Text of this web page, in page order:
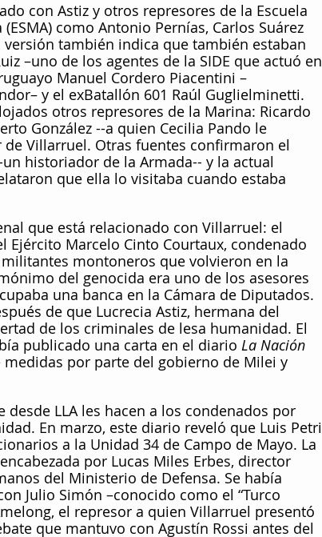
con Astiz y otros represores de la Escuela
como Antonio Pernías, Carlos Suárez
versión también indica que también estaban
–uno de los agentes de la SIDE que actuó en
Manuel Cordero Piacentini –
y el exBatallón 601 Raúl Guglielminetti.
otros represores de la Marina: Ricardo
González --a quien Cecilia Pando le
Villarruel. Otras fuentes confirmaron el
historiador de la Armada-- y la actual
que ella lo visitaba cuando estaba
que está relacionado con Villarruel: el
Ejército Marcelo Cinto Courtaux, condenado
montoneros que volvieron en la
del genocida era uno de los asesores
una banca en la Cámara de Diputados.
de que Lucrecia Astiz, hermana del
de los criminales de lesa humanidad. El
publicado una carta en el diario La Nación
por parte del gobierno de Milei y
LLA les hacen a los condenados por
En marzo, este diario reveló que Luis Petri
a la Unidad 34 de Campo de Mayo. La
por Lucas Miles Erbes, director
del Ministerio de Defensa. Se había
Julio Simón –conocido como el “Turco
el represor a quien Villarruel presentó
que mantuvo con Agustín Rossi antes del